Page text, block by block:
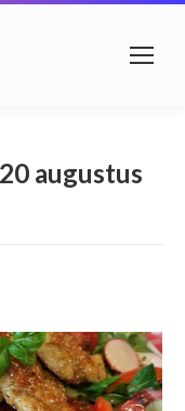
20 augustus